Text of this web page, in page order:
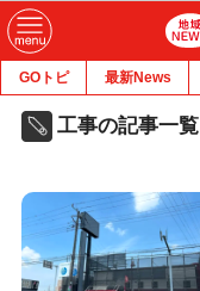
GOトピ 最新News
工事の記事一覧